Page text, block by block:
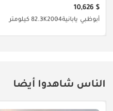
$ 10,626
أبوظبي يابانية200482.3K كيلومتر
الناس شاهدوا أيضا